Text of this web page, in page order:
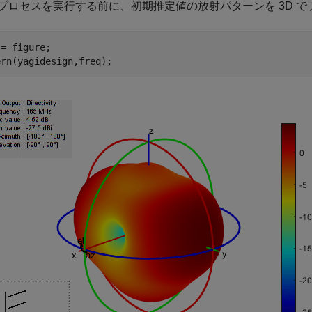
ロセスを実行する前に、初期推定値の放射パターンを 3D で
figure;